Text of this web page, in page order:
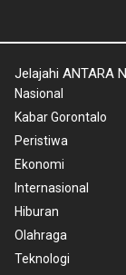
Jelajahi ANTARA
Nasional
Kabar Gorontalo
Peristiwa
Ekonomi
Internasional
Hiburan
Olahraga
Teknologi